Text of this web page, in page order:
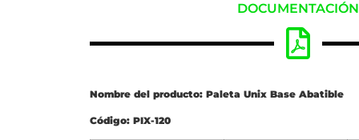
DOCUMENTACIÓN
Nombre del producto: Paleta Unix Base Abatible
Código: PIX-120